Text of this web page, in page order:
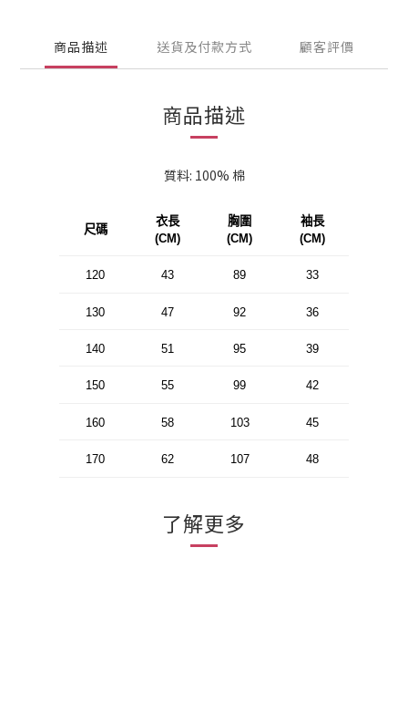
商品描述 送貨及付款方式 顧客評價
商品描述
質料: 100% 棉
尺碼
衣長
(CM)
胸圍
(CM)
袖長
(CM)
120 43 89 33
130 47 92 36
140 51 95 39
150 55 99 42
160 58 103 45
170 62 107 48
了解更多